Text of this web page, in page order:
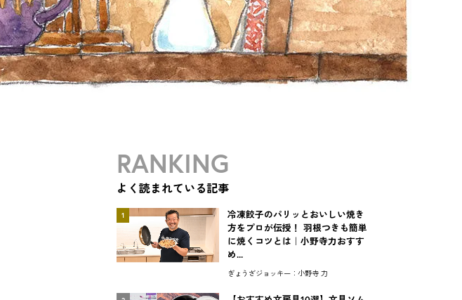
RANKING
よく読まれている記事
1
冷凍餃子のパリッとおいしい焼き
方をプロが伝授！ 羽根つきも簡単
に焼くコツとは｜小野寺力おすす
め...
ぎょうざジョッキー：小野寺 力